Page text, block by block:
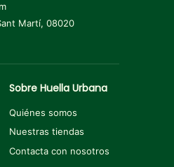
Martí, 08020
Sobre Huella Urbana
Quiénes somos
Nuestras tiendas
Contacta con nosotros